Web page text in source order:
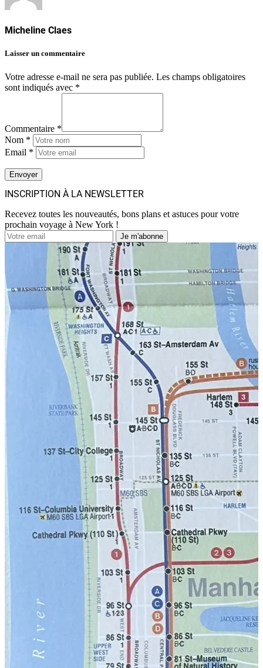
Micheline Claes
Laisser un commentaire
Votre adresse e-mail ne sera pas publiée. Les champs obligatoires
sont indiqués avec *
Commentaire *
Nom *
Email *
INSCRIPTION À LA NEWSLETTER
Recevez toutes les nouveautés, bons plans et astuces pour votre
prochain voyage à New York !
Je m'abonne